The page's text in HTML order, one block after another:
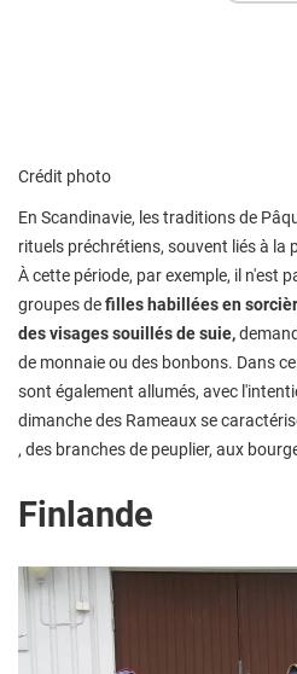
Crédit photo
En Scandinavie, les traditions de
rituels préchrétiens, souvent liés à la
À cette période, par exemple, il n'est
groupes defilles habillées en
des visages souillés de suie,
de monnaie ou des bonbons. Dans
sont également allumés, avec
dimanche des Rameaux se
, des branches de peuplier, aux
Finlande